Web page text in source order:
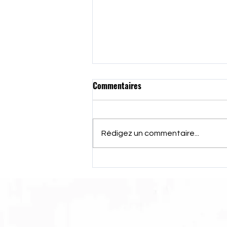
Découvrez Notre Processus de
Commentaires
Rédigez un commentaire...